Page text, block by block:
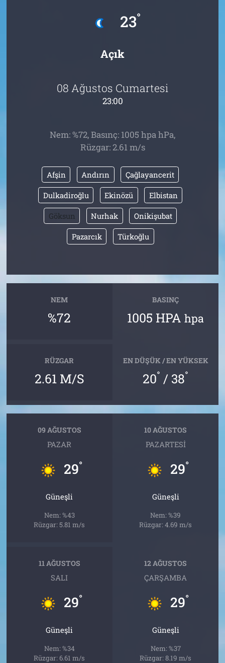
23°
Açık
08 Ağustos Cumartesi
23:00
Nem: %72, Basınç: 1005 hpa hPa,
Rüzgar: 2.61 m/s
Afşin Andırın Çağlayancerit
Dulkadiroğlu Ekinözü Elbistan
Göksun Nurhak Onikişubat
Pazarcık Türkoğlu
NEM
%72
BASINÇ
1005 HPAhpa
RÜZGAR
2.61 M/S
EN DÜŞÜK / EN YÜKSEK
20° / 38°
09 AĞUSTOS
PAZAR
29°
Güneşli
Nem: %43
Rüzgar: 5.81 m/s
10 AĞUSTOS
PAZARTESI
29°
Güneşli
Nem: %39
Rüzgar: 4.69 m/s
11 AĞUSTOS
SALI
29°
Güneşli
Nem: %34
Rüzgar: 6.61 m/s
12 AĞUSTOS
ÇARŞAMBA
29°
Güneşli
Nem: %37
Rüzgar: 8.19 m/s